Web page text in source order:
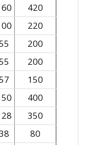
420
220
200
200
150
400
350
80